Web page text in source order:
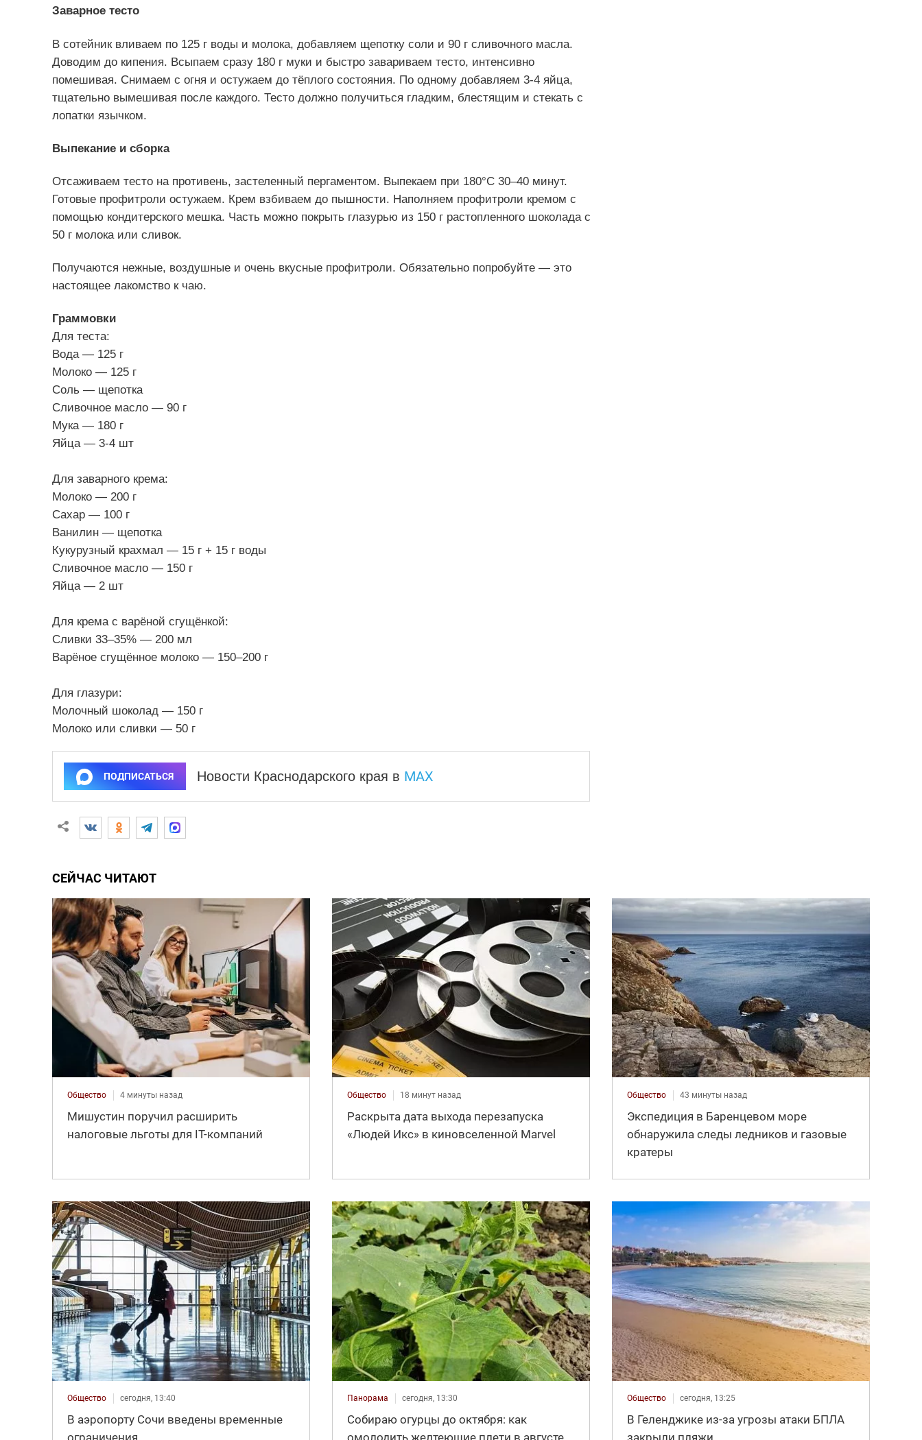
Заварное тесто
В сотейник вливаем по 125 г воды и молока, добавляем щепотку соли и 90 г сливочного масла.
Доводим до кипения. Всыпаем сразу 180 г муки и быстро завариваем тесто, интенсивно
помешивая. Снимаем с огня и остужаем до тёплого состояния. По одному добавляем 3-4 яйца,
тщательно вымешивая после каждого. Тесто должно получиться гладким, блестящим и стекать с
лопатки язычком.
Выпекание и сборка
Отсаживаем тесто на противень, застеленный пергаментом. Выпекаем при 180°C 30–40 минут.
Готовые профитроли остужаем. Крем взбиваем до пышности. Наполняем профитроли кремом с
помощью кондитерского мешка. Часть можно покрыть глазурью из 150 г растопленного шоколада с
50 г молока или сливок.
Получаются нежные, воздушные и очень вкусные профитроли. Обязательно попробуйте — это
настоящее лакомство к чаю.
Граммовки
Для теста:
Вода — 125 г
Молоко — 125 г
Соль — щепотка
Сливочное масло — 90 г
Мука — 180 г
Яйца — 3-4 шт
Для заварного крема:
Молоко — 200 г
Сахар — 100 г
Ванилин — щепотка
Кукурузный крахмал — 15 г + 15 г воды
Сливочное масло — 150 г
Яйца — 2 шт
Для крема с варёной сгущёнкой:
Сливки 33–35% — 200 мл
Варёное сгущённое молоко — 150–200 г
Для глазури:
Молочный шоколад — 150 г
Молоко или сливки — 50 г
ПОДПИСАТЬСЯ Новости Краснодарского края в MAX
СЕЙЧАС ЧИТАЮТ
Общество 4 минуты назад
Мишустин поручил расширить
налоговые льготы для IT-компаний
Общество 18 минут назад
Раскрыта дата выхода перезапуска
«Людей Икс» в киновселенной Marvel
Общество 43 минуты назад
Экспедиция в Баренцевом море
обнаружила следы ледников и газовые
кратеры
Общество сегодня, 13:40
В аэропорту Сочи введены временные
Панорама сегодня, 13:30
Собираю огурцы до октября: как
Общество сегодня, 13:25
В Геленджике из-за угрозы атаки БПЛА